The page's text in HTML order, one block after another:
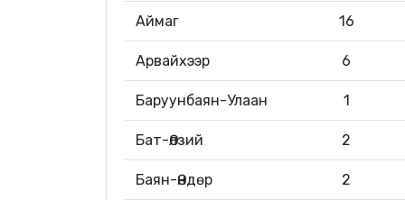
Аймаг 16
Арвайхээр 6
Баруунбаян-Улаан 1
Бат-Өлзий 2
Баян-Өндөр 2